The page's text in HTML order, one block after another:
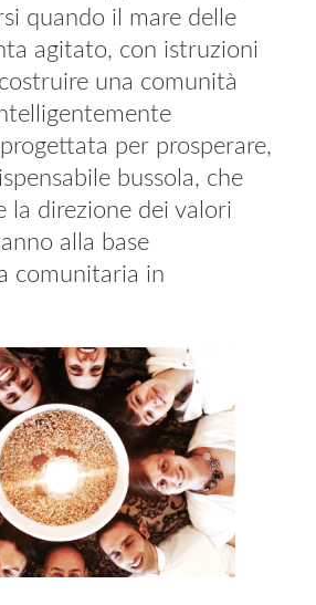
quando il mare delle
agitato, con istruzioni
una comunità
per prosperare,
bussola, che
la direzione dei valori
alla base
comunitaria in